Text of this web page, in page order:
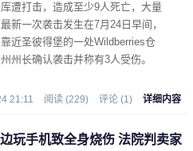
遭打击，造成至少9人死亡，大量
新一次袭击发生在7月24日早间，
近圣彼得堡的一处Wildberries仓
州长确认袭击并称有3人受伤。
21:11 阅读 (229) 评论 (1) 详细内容
玩手机致全身烧伤 法院判卖家